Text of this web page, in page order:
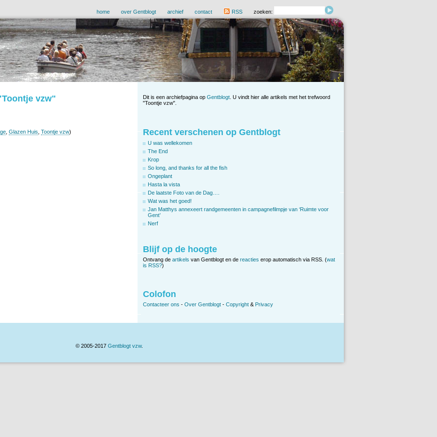
home over Gentblogt archief contact RSS zoeken:
vzw"
Glazen Huis Toontje vzw)
Dit is een archiefpagina op Gentblogt . U vindt hier alle artikels met het trefwoord
"Toontje vzw".
Recent verschenen op Gentblogt
U was wellekomen
The End
Krop
So long, and thanks for all the fish
Ongeplant
Hasta la vista
De laatste Foto van de Dag….
Wat was het goed!
Jan Matthys annexeert randgemeenten in campagnefilmpje van ‘Ruimte voor
Gent’
Nerf
Blijf op de hoogte
Ontvang de artikels van Gentblogt en de reacties erop automatisch via RSS. (wat
is RSS?)
Colofon
Contacteer ons - Over Gentblogt - Copyright & Privacy
© 2005-2017 Gentblogt vzw.